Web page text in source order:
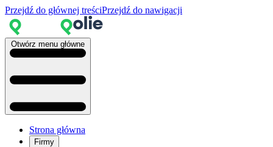
Przejdź do głównej treściPrzejdź do nawigacji
Otwórz menu główne
Strona główna
Firmy